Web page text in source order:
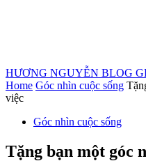
HƯƠNG NGUYỄN BLOG
Home Góc nhìn cuộc sống
việc
Góc nhìn cuộc sống
Tặng bạn một góc